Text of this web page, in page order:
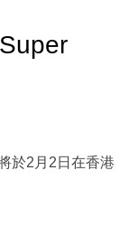
於2月2日在香港